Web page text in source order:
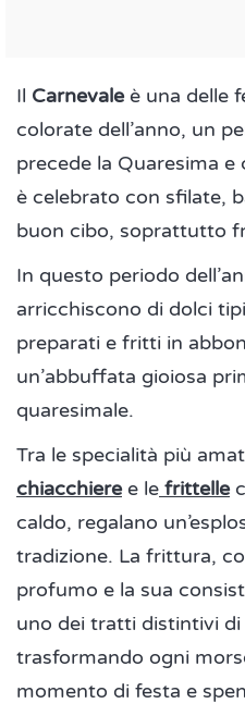
Il Carnevaleè una delle
colorate dell’anno, un
precede la Quaresima
è celebrato con sfilate,
buon cibo, soprattutto
In questo periodo
arricchiscono di dolci
preparati e fritti in
un’abbuffata gioiosa
quaresimale.
Tra le specialità più
chiacchieree le frittelle
caldo, regalano
tradizione. La frittura,
profumo e la sua
uno dei tratti distintivi di
trasformando ogni
momento di festa e